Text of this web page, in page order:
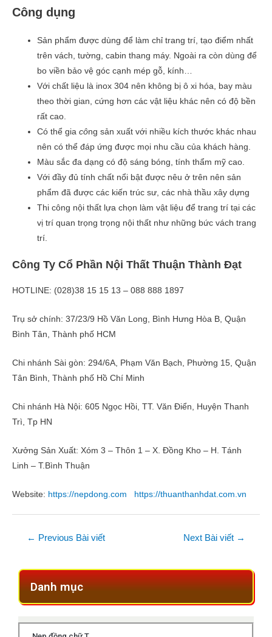
Danh mục
Công dụng
Sản phẩm được dùng để làm chỉ trang trí, tạo điểm nhất
trên vách, tường, cabin thang máy. Ngoài ra còn dùng để
bo viền bảo vệ góc cạnh mép gỗ, kính…
Với chất liệu là inox 304 nên không bị ô xi hóa, bay màu
theo thời gian, cứng hơn các vật liệu khác nên có độ bền
rất cao.
Có thể giacông sản xuất với nhiều kích thước khác nhau
nên có thể đáp ứng được mọi nhu cầu của khách hàng.
Màu sắc đa dạng có độ sáng bóng, tính thẩm mỹ cao.
Với đầy đủ tính chất nổi bật được nêu ở trên nên sản
phẩm đã được các kiến trúc sư, các nhà thầu xây dựng
Thi công nội thất lựa chọn làm vật liệu để trang trí tại các
vị trí quan trọng trọng nội thất như những bức vách trang
trí.
Công Ty Cổ Phần Nội Thất Thuận Thành Đạt
HOTLINE: (028)38 15 15 13 – 088 888 1897
Trụ sở chính: 37/23/9 Hồ Văn Long, Bình Hưng Hòa B, Quận
Bình Tân, Thành phố HCM
Chi nhánh Sài gòn: 294/6A, Phạm Văn Bạch, Phường 15, Quận
Tân Bình, Thành phố Hồ Chí Minh
Chi nhánh Hà Nội: 605 Ngọc Hồi, TT. Văn Điển, Huyện Thanh
Trì, Tp HN
Xưởng Sản Xuất: Xóm 3 – Thôn 1 – X. Đồng Kho – H. Tánh
Linh – T.Bình Thuận
Website: https://nepdong.com https://thuanthanhdat.com.vn
← Previous Bài viết Next Bài viết →